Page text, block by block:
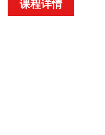
课程详情